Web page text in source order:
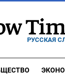
РУССКАЯ